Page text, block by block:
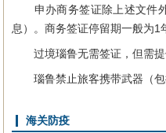
申办商务签证除上述文件外
息）。商务签证停留期一般为1
过境瑙鲁无需签证，但需提
瑙鲁禁止旅客携带武器（包
海关防疫